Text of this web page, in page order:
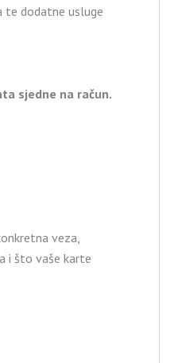
te dodatne usluge
sjedne na račun.
veza,
i što vaše karte